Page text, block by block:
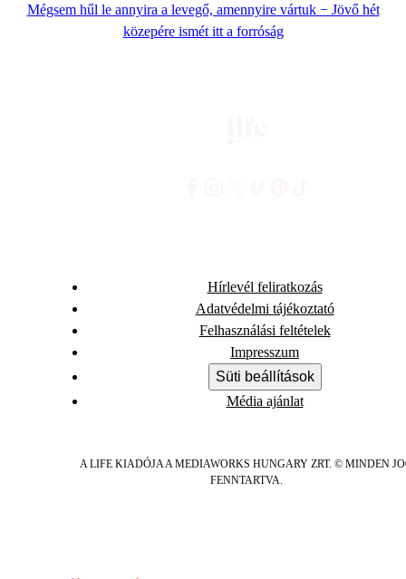
Mégsem hűl le annyira a levegő, amennyire vártuk − Jövő hét
közepére ismét itt a forróság
Hírlevél feliratkozás
Adatvédelmi tájékoztató
Felhasználási feltételek
Impresszum
Süti beállítások
Média ajánlat
A LIFE KIADÓJA A MEDIAWORKS HUNGARY ZRT. © MINDEN
FENNTARTVA.